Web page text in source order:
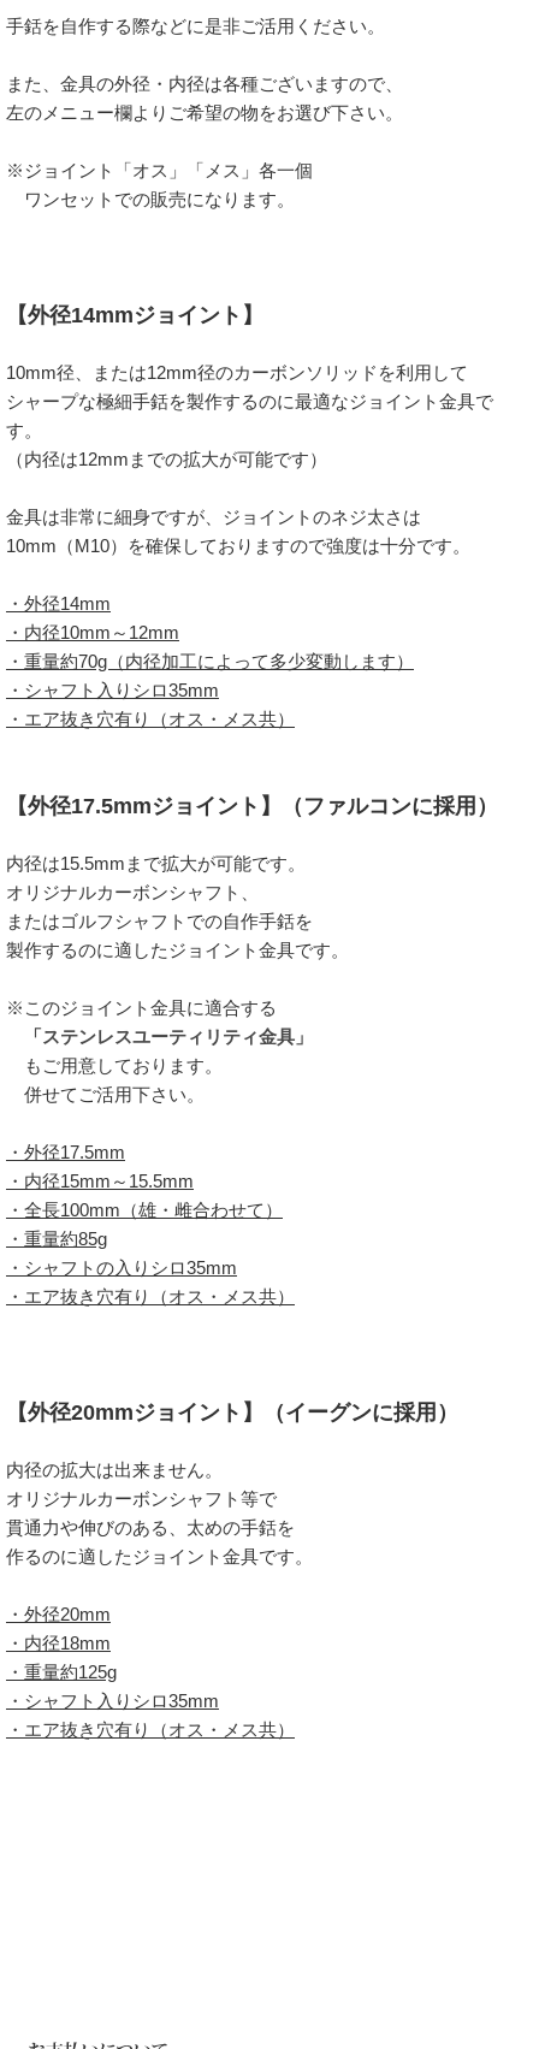
手銛を自作する際などに是非ご活用ください。
また、金具の外径・内径は各種ございますので、
左のメニュー欄よりご希望の物をお選び下さい。
※ジョイント「オス」「メス」各一個
ワンセットでの販売になります。
【外径14mmジョイント】
10mm径、または12mm径のカーボンソリッドを利用して
シャープな極細手銛を製作するのに最適なジョイント金具で
す。
（内径は12mmまでの拡大が可能です）
金具は非常に細身ですが、ジョイントのネジ太さは
10mm（M10）を確保しておりますので強度は十分です。
・外径14mm
・内径10mm～12mm
・重量約70g（内径加工によって多少変動します）
・シャフト入りシロ35mm
・エア抜き穴有り（オス・メス共）
【外径17.5mmジョイント】（ファルコンに採用）
内径は15.5mmまで拡大が可能です。
オリジナルカーボンシャフト、
またはゴルフシャフトでの自作手銛を
製作するのに適したジョイント金具です。
※このジョイント金具に適合する
「ステンレスユーティリティ金具」
もご用意しております。
併せてご活用下さい。
・外径17.5mm
・内径15mm～15.5mm
・全長100mm（雄・雌合わせて）
・重量約85g
・シャフトの入りシロ35mm
・エア抜き穴有り（オス・メス共）
【外径20mmジョイント】（イーグンに採用）
内径の拡大は出来ません。
オリジナルカーボンシャフト等で
貫通力や伸びのある、太めの手銛を
作るのに適したジョイント金具です。
・外径20mm
・内径18mm
・重量約125g
・シャフト入りシロ35mm
・エア抜き穴有り（オス・メス共）